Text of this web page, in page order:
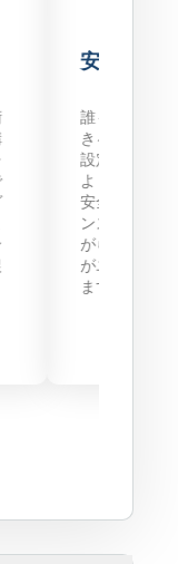
安全なア
誰もが 1 ヶ所
きるアクセス
設定できます
より、データ
安全性、コン
ンス、制御を
がら、必要な
がユーザーに
ます。